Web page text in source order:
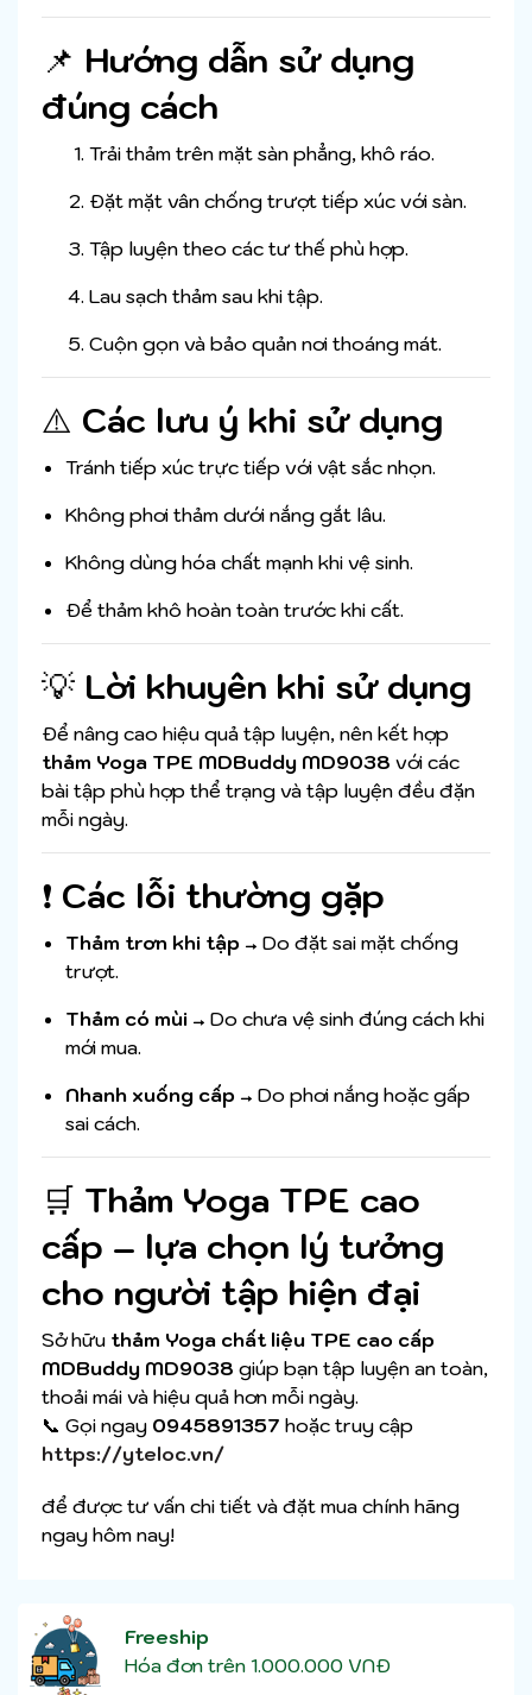
📌 Hướng dẫn sử dụng
đúng cách
Trải thảm trên mặt sàn phẳng, khô ráo.
Đặt mặt vân chống trượt tiếp xúc với sàn.
Tập luyện theo các tư thế phù hợp.
Lau sạch thảm sau khi tập.
Cuộn gọn và bảo quản nơi thoáng mát.
⚠️ Các lưu ý khi sử dụng
Tránh tiếp xúc trực tiếp với vật sắc nhọn.
Không phơi thảm dưới nắng gắt lâu.
Không dùng hóa chất mạnh khi vệ sinh.
Để thảm khô hoàn toàn trước khi cất.
💡 Lời khuyên khi sử dụng
Để nâng cao hiệu quả tập luyện, nên kết hợp
thảm Yoga TPE MDBuddy MD9038 với các
bài tập phù hợp thể trạng và tập luyện đều đặn
mỗi ngày.
❗ Các lỗi thường gặp
Thảm trơn khi tập → Do đặt sai mặt chống
trượt.
Thảm có mùi → Do chưa vệ sinh đúng cách khi
mới mua.
Nhanh xuống cấp → Do phơi nắng hoặc gấp
sai cách.
🛒 Thảm Yoga TPE cao
cấp – lựa chọn lý tưởng
cho người tập hiện đại
Sở hữu thảm Yoga chất liệu TPE cao cấp
MDBuddy MD9038 giúp bạn tập luyện an toàn,
thoải mái và hiệu quả hơn mỗi ngày.
📞 Gọi ngay 0945891357 hoặc truy cập
https://yteloc.vn/
để được tư vấn chi tiết và đặt mua chính hãng
ngay hôm nay!
Freeship
Hóa đơn trên 1.000.000 VNĐ